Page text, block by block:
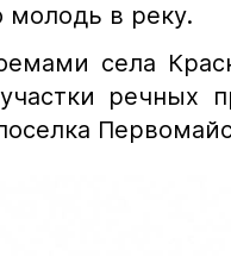
молодь в реку.
села
речных